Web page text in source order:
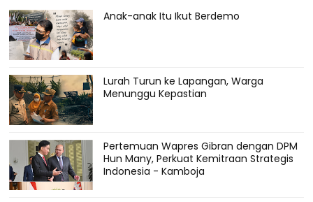
Anak-anak Itu Ikut Berdemo
Lurah Turun ke Lapangan, Warga
Menunggu Kepastian
Pertemuan Wapres Gibran dengan DPM
Hun Many, Perkuat Kemitraan Strategis
Indonesia - Kamboja